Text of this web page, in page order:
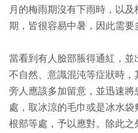
月的梅雨期沒有下雨時，以
期，皆很容易中暑，因此需要
當看到有人臉部脹得通紅，
不自然、意識混沌等症狀時
旁人應該多加留意，並迅速
處，取冰涼的毛巾或是冰水
根部等處，予以應對。除此